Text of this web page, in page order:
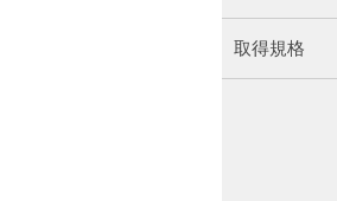
取得規格